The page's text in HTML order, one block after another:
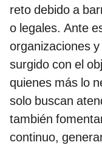
reto debido a
o legales. Ante
organizaciones
surgido con el
quienes más lo
solo buscan
también
continuo,